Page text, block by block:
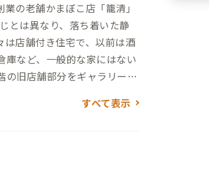
の老舗かまぼこ店「籠清」
とは異なり、落ち着いた静
店舗付き住宅で、以前は酒
庫など、一般的な家にはない
の旧店舗部分をギャラリーや
海岸から調達した流木、ア
の折りたたみ梯子を登る
すべて表示